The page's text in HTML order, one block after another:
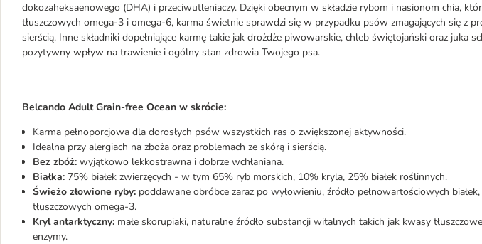
dokozaheksaenowego (DHA) i przeciwutleniaczy. Dzięki obecnym w składzie rybom i nasionom chia,
tłuszczowych omega-3 i omega-6, karma świetnie sprawdzi się w przypadku psów zmagających się z
sierścią. Inne składniki dopełniające karmę takie jak drożdże piwowarskie, chleb świętojański oraz juka
pozytywny wpływ na trawienie i ogólny stan zdrowia Twojego psa.
Belcando Adult Grain-free Ocean w skrócie:
Karma pełnoporcjowa dla dorosłych psów wszystkich ras o zwiększonej aktywności.
Idealna przy alergiach na zboża oraz problemach ze skórą i sierścią.
Bez zbóż: wyjątkowo lekkostrawna i dobrze wchłaniana.
Białka: 75% białek zwierzęcych - w tym 65% ryb morskich, 10% kryla, 25% białek roślinnych.
Świeżo złowione ryby: poddawane obróbce zaraz po wyłowieniu, źródło pełnowartościowych
tłuszczowych omega-3.
Kryl antarktyczny: małe skorupiaki, naturalne źródło substancji witalnych takich jak kwasy
enzymy.